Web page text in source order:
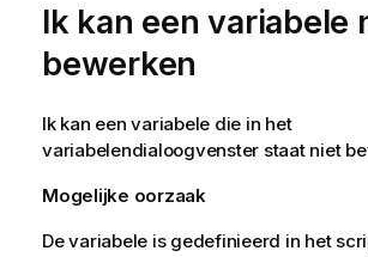
Ik kan een variabele
bewerken
Ik kan een variabele die in het
variabelendialoogvenster staat niet
Mogelijke oorzaak
De variabele is gedefinieerd in het